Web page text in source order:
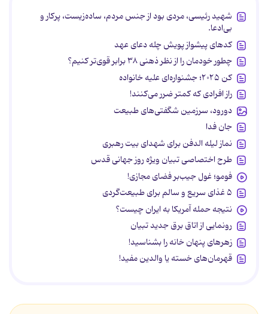
شهید رئیسی، مردی بود از جنس مردم، ساده‌زیست، پرکار و
بی‌ادعا.
کدهای پیشواز پویش چله دعای عهد
چطور خودمان را از نظر ذهنی ۳۸ برابر قوی‌تر کنیم؟
کن ۲۰۲۵؛ جشنواره‌ای علیه خانواده
راز افرادی که کمتر ضرر می‌کنند!
دورود، سرزمین شگفتی‌های طبیعت
جان فدا
نماز لیله الدفن برای شهدای بیت رهبری
طرح اختصاصی تبیان ویژه روز جهانی قدس
فومو؛ غول جیب‌بر فضای مجازی!
۵ غذای سریع و سالم برای طبیعت‌گردی
نتیجه حمله آمریکا به ایران چیست؟
رونمایی از اتاق برق جدید تبیان
زهرهای پنهان خانه را بشناسید!
قهرمان‌های خسته یا والدین مفید!